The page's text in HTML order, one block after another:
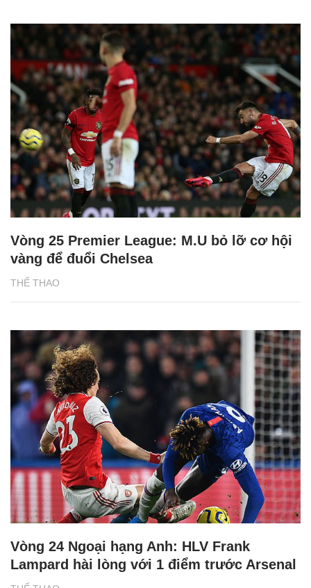
THỂ THAO
Vòng 25 Premier League: M.U bỏ lỡ cơ hội
vàng để đuổi Chelsea
Vòng 24 Ngoại hạng Anh: HLV Frank
Lampard hài lòng với 1 điểm trước Arsenal